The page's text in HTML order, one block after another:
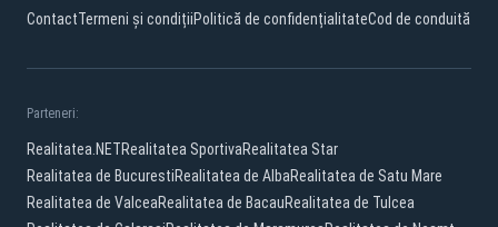
ContactTermeni și condițiiPolitică de confidențialitateCod de conduită
Parteneri:
Realitatea.NETRealitatea SportivaRealitatea Star
Realitatea de BucurestiRealitatea de AlbaRealitatea de Satu Mare
Realitatea de ValceaRealitatea de BacauRealitatea de Tulcea